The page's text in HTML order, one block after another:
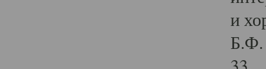
и
Б.Ф.